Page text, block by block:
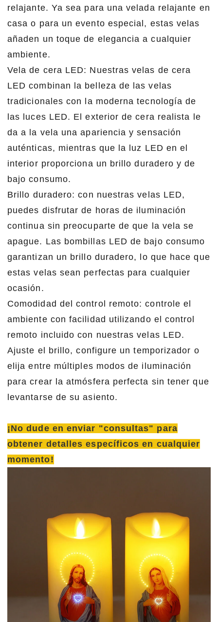
relajante. Ya sea para una velada relajante en
casa o para un evento especial, estas velas
añaden un toque de elegancia a cualquier
ambiente.
Vela de cera LED: Nuestras velas de cera
LED combinan la belleza de las velas
tradicionales con la moderna tecnología de
las luces LED. El exterior de cera realista le
da a la vela una apariencia y sensación
auténticas, mientras que la luz LED en el
interior proporciona un brillo duradero y de
bajo consumo.
Brillo duradero: con nuestras velas LED,
puedes disfrutar de horas de iluminación
continua sin preocuparte de que la vela se
apague. Las bombillas LED de bajo consumo
garantizan un brillo duradero, lo que hace que
estas velas sean perfectas para cualquier
ocasión.
Comodidad del control remoto: controle el
ambiente con facilidad utilizando el control
remoto incluido con nuestras velas LED.
Ajuste el brillo, configure un temporizador o
elija entre múltiples modos de iluminación
para crear la atmósfera perfecta sin tener que
levantarse de su asiento.
¡No dude en enviar "consultas" para
obtener detalles específicos en cualquier
momento!